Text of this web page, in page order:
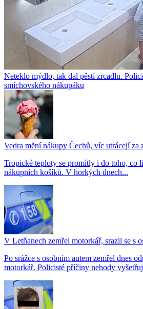
Neteklo mýdlo, tak dal pěstí zrcadlu.
smíchovského nákupáku
Vedra mění nákupy Čechů, víc utrácejí za
Tropické teploty se promítly i do toho, co
nákupních košíků. V horkých dnech...
V Letňanech zemřel motorkář, srazil se s
Po srážce s osobním autem zemřel dnes
motorkář. Policisté příčiny nehody